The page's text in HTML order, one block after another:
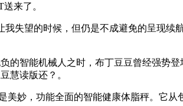
来了。
失望的时候，但仍是不成避免的呈现续
智能机械人之时，布丁豆豆曾经强势登
慧读版还？。
妙，功能全面的智能健康体脂秤。它从